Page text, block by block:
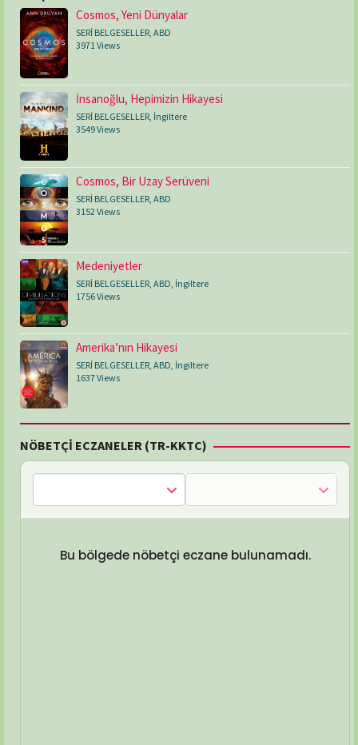
Cosmos, Yeni Dünyalar
SERİ BELGESELLER, ABD
3971 Views
İnsanoğlu, Hepimizin Hikayesi
SERİ BELGESELLER, İngiltere
3549 Views
Cosmos, Bir Uzay Serüveni
SERİ BELGESELLER ABD
3152 Views
Medeniyetler
SERİ BELGESELLER ABD İngiltere
1756 Views
Amerika’nın Hikayesi
SERİ BELGESELLER ABD İngiltere
1637 Views
NÖBETÇİ ECZANELER (TR-KKTC)
Bu bölgede nöbetçi eczane bulunamadı.